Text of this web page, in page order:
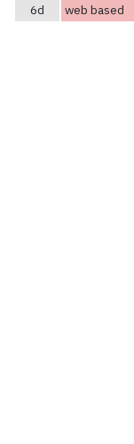
6d
web based